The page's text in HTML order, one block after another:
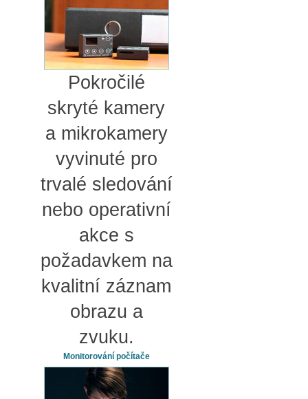
Pokročilé
skryté kamery
a mikrokamery
vyvinuté pro
trvalé sledování
nebo operativní
akce s
požadavkem na
kvalitní záznam
obrazu a
zvuku.
Monitorování počítače